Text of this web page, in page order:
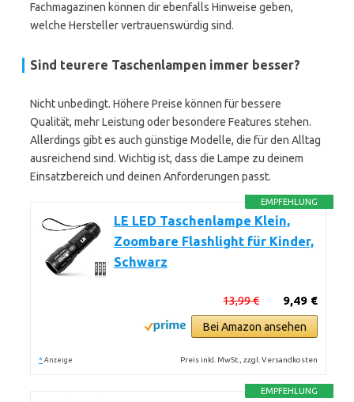
Fachmagazinen können dir ebenfalls Hinweise geben,
welche Hersteller vertrauenswürdig sind.
Sind teurere Taschenlampen immer besser?
Nicht unbedingt. Höhere Preise können für bessere
Qualität, mehr Leistung oder besondere Features stehen.
Allerdings gibt es auch günstige Modelle, die für den Alltag
ausreichend sind. Wichtig ist, dass die Lampe zu deinem
Einsatzbereich und deinen Anforderungen passt.
EMPFEHLUNG
LE LED Taschenlampe Klein,
Zoombare Flashlight für Kinder,
Schwarz
9,49 €
13,99 €
Bei Amazon ansehen
* Anzeige Preis inkl. MwSt., zzgl. Versandkosten
EMPFEHLUNG